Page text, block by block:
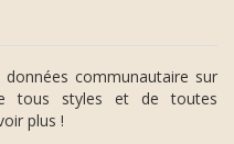
communautaire sur
tous styles et de toutes
plus !